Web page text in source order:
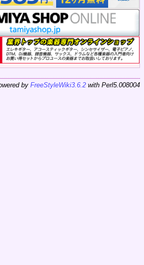
by FreeStyleWiki3.6.2 with Perl5.008004